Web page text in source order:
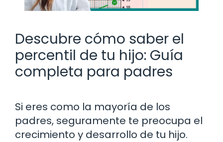
Descubre cómo saber el
percentil de tu hijo: Guía
completa para padres
Si eres como la mayoría de los
padres, seguramente te preocupa el
crecimiento y desarrollo de tu hijo.